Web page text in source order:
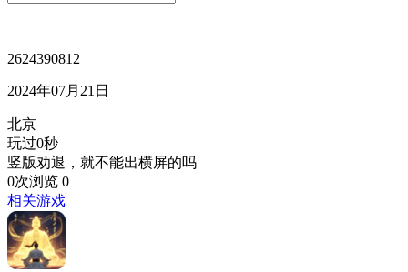
2624390812
2024年07月21日
北京
玩过0秒
竖版劝退，就不能出横屏的吗
0次浏览 0
相关游戏